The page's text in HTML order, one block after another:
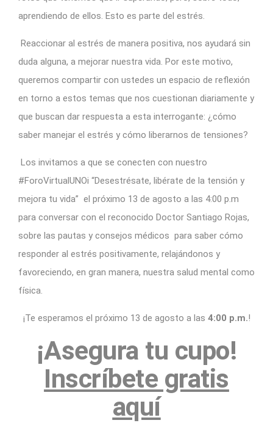
aprendiendo de ellos. Esto es parte del estrés.
Reaccionar al estrés de manera positiva, nos ayudará sin
duda alguna, a mejorar nuestra vida. Por este motivo,
queremos compartir con ustedes un espacio de reflexión
en torno a estos temas que nos cuestionan diariamente y
que buscan dar respuesta a esta interrogante: ¿cómo
saber manejar el estrés y cómo liberarnos de tensiones?
Los invitamos a que se conecten con nuestro
#ForoVirtualUNOi “Desestrésate, libérate de la tensión y
mejora tu vida” el próximo 13 de agosto a las 4:00 p.m
para conversar con el reconocido Doctor Santiago Rojas,
sobre las pautas y consejos médicos para saber cómo
responder al estrés positivamente, relajándonos y
favoreciendo, en gran manera, nuestra salud mental como
física.
¡Te esperamos el próximo 13 de agosto a las 4:00 p.m.!
¡Asegura tu cupo!
Inscríbete gratis
aquí